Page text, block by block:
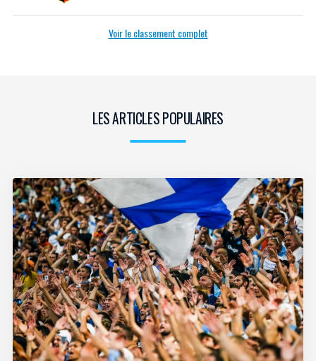
Voir le classement complet
LES ARTICLES POPULAIRES